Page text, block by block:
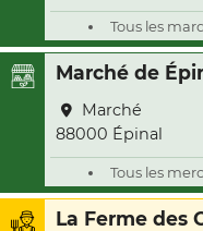
Tous les
Marché de
Marché
88000 Épinal
Tous les
La Ferme des